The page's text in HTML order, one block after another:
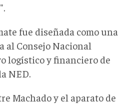
.
fue diseñada como una
al Consejo Nacional
logístico y financiero de
NED.
Machado y el aparato de